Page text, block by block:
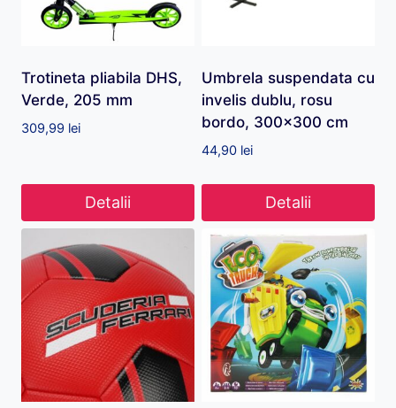
Trotineta pliabila DHS,
Verde, 205 mm
309,99 lei
Detalii
Umbrela suspendata cu
invelis dublu, rosu
bordo, 300×300 cm
44,90 lei
Detalii